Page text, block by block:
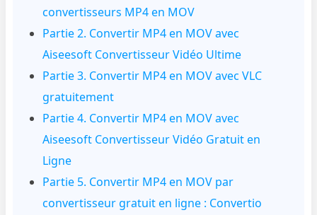
convertisseurs MP4 en MOV
Partie 2. Convertir MP4 en MOV avec
Aiseesoft Convertisseur Vidéo Ultime
Partie 3. Convertir MP4 en MOV avec VLC
gratuitement
Partie 4. Convertir MP4 en MOV avec
Aiseesoft Convertisseur Vidéo Gratuit en
Ligne
Partie 5. Convertir MP4 en MOV par
convertisseur gratuit en ligne : Convertio